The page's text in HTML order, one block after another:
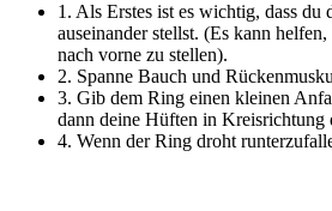
1. Als Erstes ist es wichtig, dass du
auseinander stellst. (Es kann
nach vorne zu stellen).
2. Spanne Bauch und
3. Gib dem Ring einen kleinen
dann deine Hüften in Kreisrichtung
4. Wenn der Ring droht